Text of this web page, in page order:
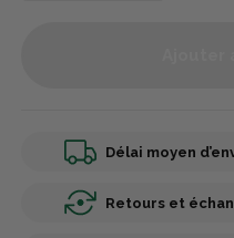
Délai moyen
Retours et